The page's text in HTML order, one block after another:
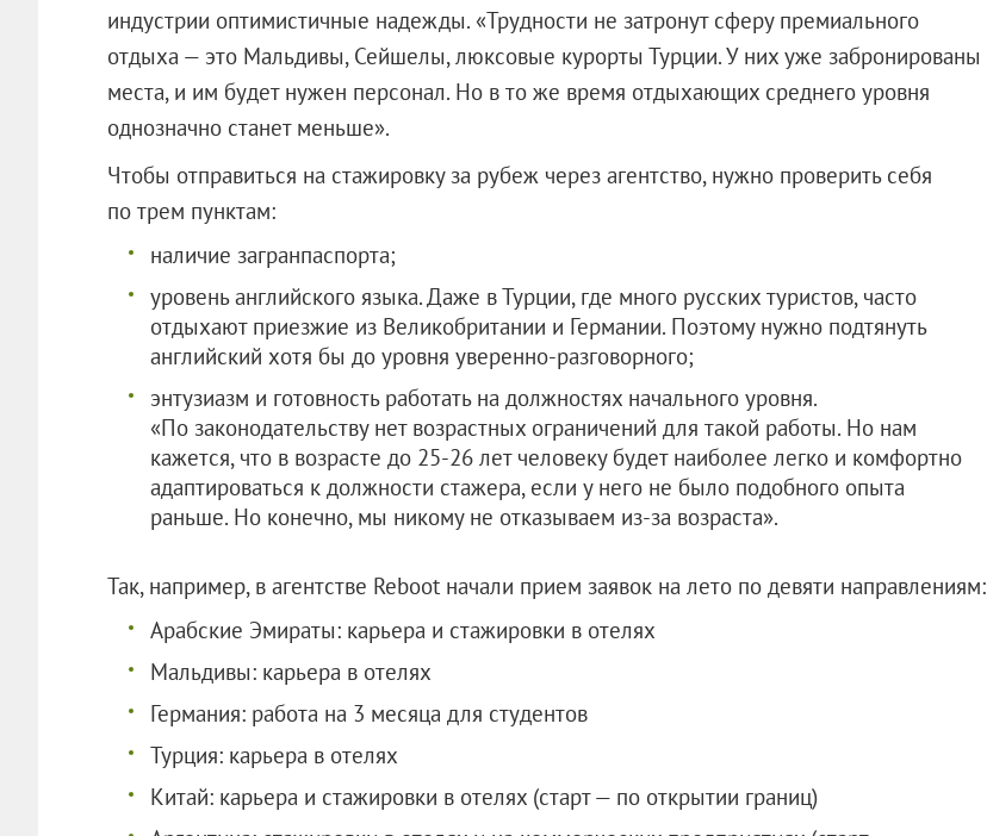
индустрии оптимистичные надежды. «Трудности не затронут сферу премиального
отдыха — это Мальдивы, Сейшелы, люксовые курорты Турции. У них уже забронированы
места, и им будет нужен персонал. Но в то же время отдыхающих среднего уровня
однозначно станет меньше».
Чтобы отправиться на стажировку за рубеж через агентство, нужно проверить себя
по трем пунктам:
наличие загранпаспорта;
уровень английского языка. Даже в Турции, где много русских туристов, часто
отдыхают приезжие из Великобритании и Германии. Поэтому нужно подтянуть
английский хотя бы до уровня уверенно-разговорного;
энтузиазм и готовность работать на должностях начального уровня.
«По законодательству нет возрастных ограничений для такой работы. Но нам
кажется, что в возрасте до 25-26 лет человеку будет наиболее легко и комфортно
адаптироваться к должности стажера, если у него не было подобного опыта
раньше. Но конечно, мы никому не отказываем из-за возраста».
Так, например, в агентстве Reboot начали прием заявок на лето по девяти направлениям:
Арабские Эмираты: карьера и стажировки в отелях
Мальдивы: карьера в отелях
Германия: работа на 3 месяца для студентов
Турция: карьера в отелях
Китай: карьера и стажировки в отелях (старт — по открытии границ)